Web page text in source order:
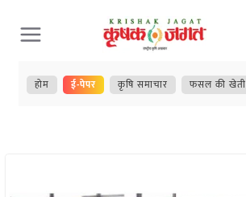
Skip
to
content
होम ई-पेपर कृषि समाचार फसल की खेती